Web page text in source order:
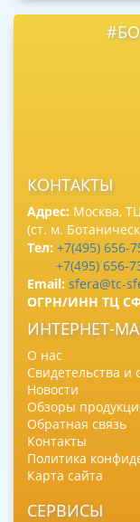
КОНТАКТЫ
Адрес: Москва,
(ст. м.
Тел: +7(495) 656-
+7(495) 656-
Email: sfera@tc-
ОГРН/ИНН ТЦ
ИНТЕРНЕТ-
О нас
Свидетельства и
Новости
Обзоры
Обратная связь
Контакты
Политика
Карта сайта
СЕРВИСЫ